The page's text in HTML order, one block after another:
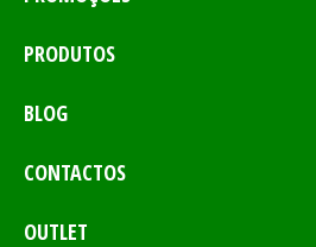
PRODUTOS
BLOG
CONTACTOS
OUTLET